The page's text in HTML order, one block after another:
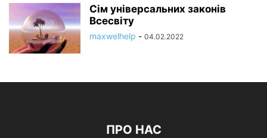
Сім універсальних законів
Всесвіту
maxwelhelp - 04.02.2022
ПРО НАС